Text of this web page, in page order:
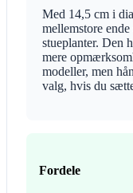
Med 14,5 cm i
mellemstore
stueplanter. Den
mere
modeller, men
valg, hvis du
Fordele